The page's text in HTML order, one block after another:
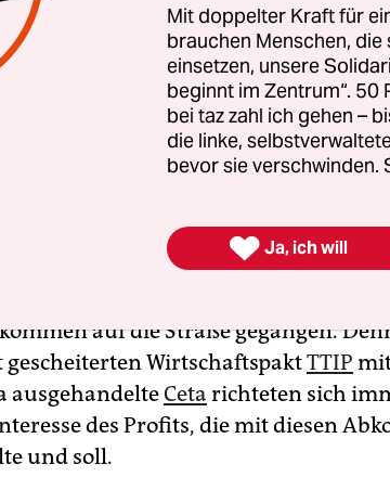
sieht. Bei Jefta und weiteren
der EU geht es nicht in erster
von Donald Trumps Zollpolitik
geht es um grundlegende
beteiligten Wirtschaftsräume unter
first, Menschen egal. Das ist nicht
auf die Straße gegangen.
gescheiterten WirtschaftspaktTTIP
ausgehandelteCeta richteten sich
des Profits, die mit diesen
und soll.
Mit doppelter Kraft für
brauchen Menschen,
einsetzen, unsere
beginnt im Zentrum“. 50
bei taz zahl ich gehen –
die linke,
bevor sie verschwinden.
 Ja, ich will